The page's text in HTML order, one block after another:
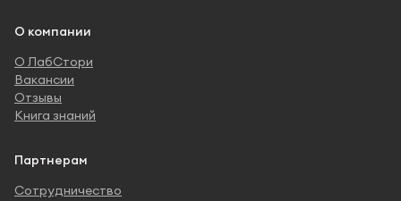
О компании
О ЛабСтори
Вакансии
Отзывы
Книга знаний
Партнерам
Сотрудничество